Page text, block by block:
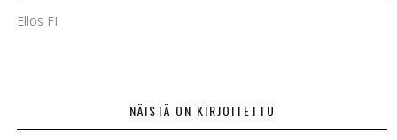
Ellos FI
NÄISTÄ ON KIRJOITETTU